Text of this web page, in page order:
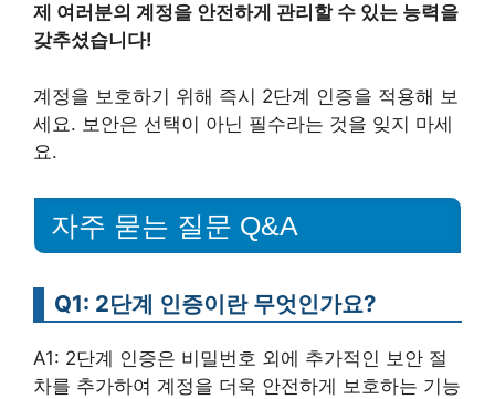
제 여러분의 계정을 안전하게 관리할 수 있는 능력을
갖추셨습니다!
계정을 보호하기 위해 즉시 2단계 인증을 적용해 보
세요. 보안은 선택이 아닌 필수라는 것을 잊지 마세
요.
자주 묻는 질문 Q&A
Q1: 2단계 인증이란 무엇인가요?
A1: 2단계 인증은 비밀번호 외에 추가적인 보안 절
차를 추가하여 계정을 더욱 안전하게 보호하는 기능